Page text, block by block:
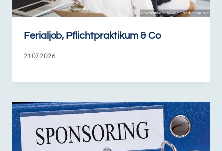
Ferialjob, Pflichtpraktikum & Co
21.07.2026